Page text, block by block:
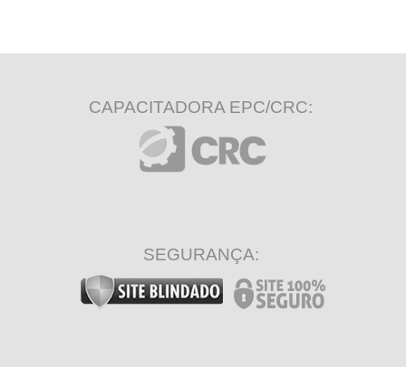
CAPACITADORA EPC/CRC:
SEGURANÇA: